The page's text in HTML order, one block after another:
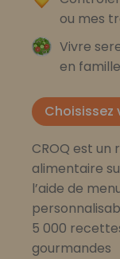
ou mes
Vivre
en
Choisissez
CROQ est un
alimentaire
l’aide de
5 000
gourmandes